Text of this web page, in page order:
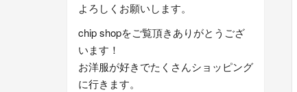
よろしくお願いします。
chip shopをご覧頂きありがとうござ
います！
お洋服が好きでたくさんショッピング
に行きます。